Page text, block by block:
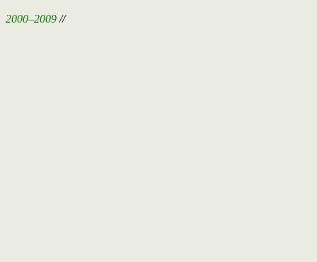
2000–2009